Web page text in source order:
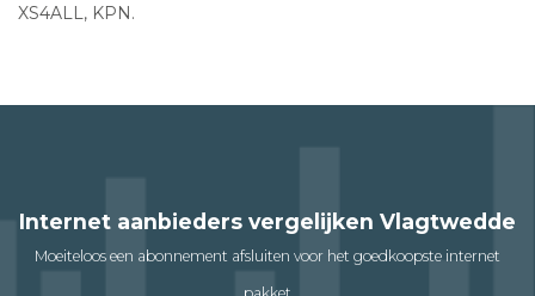
XS4ALL, KPN.
Internet aanbieders vergelijken Vlagtwedde
Moeiteloos een abonnement afsluiten voor het goedkoopste internet